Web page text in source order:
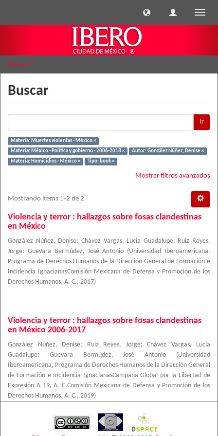
Buscar
Buscar
Ir
Materia: Muertes violentas - México ×
Materia: México - Política y gobierno - 2006-2018 ×
Autor: González Núñez, Denise ×
Materia: Homicidios - México ×
Tipo: book ×
Mostrar filtros avanzados
Mostrando ítems 1-2 de 2
Violencia y terror : hallazgos sobre fosas clandestinas
en México
González Núñez, Denise; Chávez Vargas, Lucía Guadalupe;
Ruiz Reyes,
Jorge; Guevara Bermúdez, José Antonio (Universidad Iberoamericana,
Programa de Derechos Humanos de la Dirección General de Formación e
Incidencia IgnacianasComisión Mexicana de Defensa y Promoción de los
Derechos Humanos, A. C., 2017)
Violencia y terror : hallazgos sobre fosas clandestinas
en México 2006-2017
González Núñez, Denise; Ruiz Reyes, Jorge; Chávez Vargas, Lucía
Guadalupe; Guevara Bermúdez, José Antonio (Universidad
Iberoamericana, Programa de Derechos Humanos de la Dirección General
de Formación e Incidencia IgnacianasCampaña Global por la Libertad de
Expresión A 19, A. C.Comisión Mexicana de Defensa y Promoción de los
Derechos Humanos, A. C., 2019)